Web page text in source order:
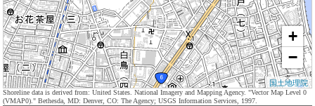
+
−
国土地理院
Shoreline data is derived from: United States. National Imagery and Mapping Agency. "Vector Map Level 0
(VMAP0)." Bethesda, MD: Denver, CO: The Agency; USGS Information Services, 1997.